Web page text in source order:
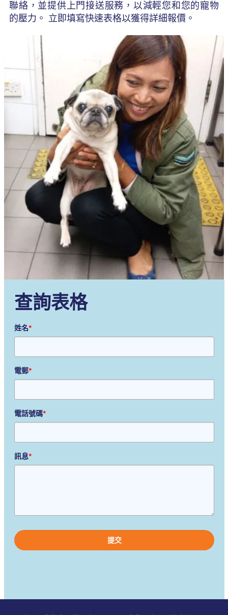
聯絡，並提供上門接送服務，以減輕您和您的寵物
的壓力。 立即填寫快速表格以獲得詳細報價。
查詢表格
姓名*
電郵*
電話號碼*
訊息*
leave
this
field